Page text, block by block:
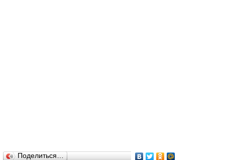
Поделиться…